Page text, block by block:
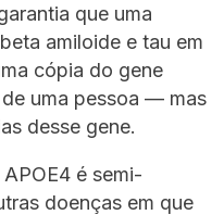
que uma
amiloide e tau em
cópia do gene
uma pessoa — mas
desse gene.
é semi-
doenças em que